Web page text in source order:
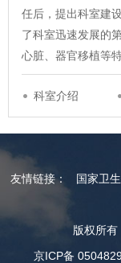
任后，提出科室建
了科室迅速发展的
心脏、器官移植等
科室介绍
友情链接： 国家卫
版权所
京ICP备